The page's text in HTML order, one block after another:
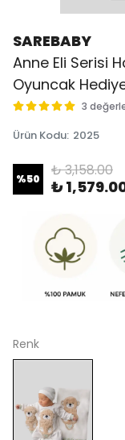
SAREBABY
Anne Eli Serisi
Oyuncak
3
Ürün Kodu: 2025
%50 ₺ 3,158.00
₺
Renk